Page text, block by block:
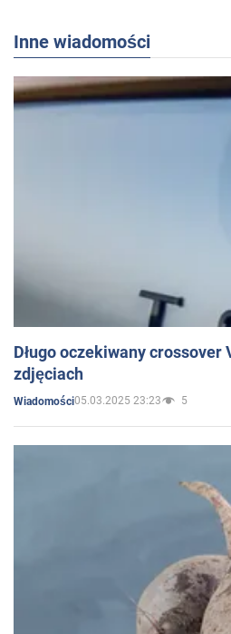
Inne wiadomości
Długo oczekiwany crossover
zdjęciach
Wiadomości05.03.2025 23:23 5